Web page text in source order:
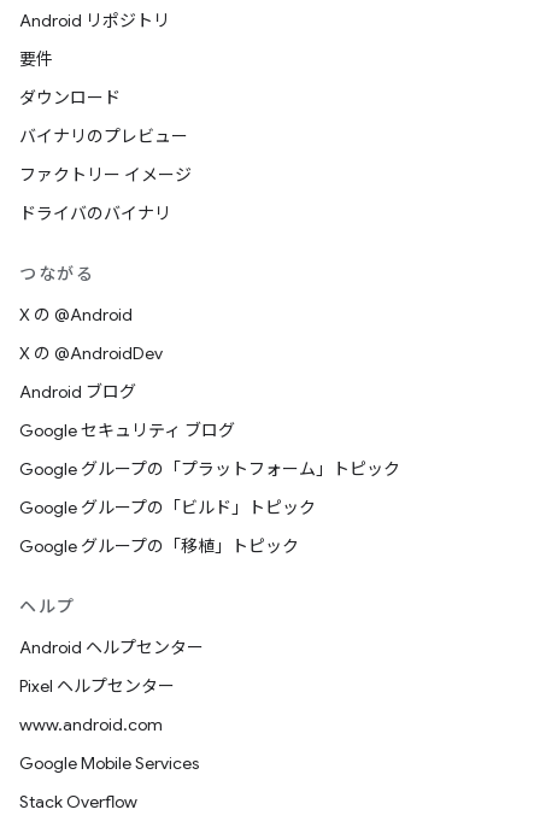
Android リポジトリ
要件
ダウンロード
バイナリのプレビュー
ファクトリー イメージ
ドライバのバイナリ
つながる
X の @Android
X の @AndroidDev
Android ブログ
Google セキュリティ ブログ
Google グループの「プラットフォーム」トピック
Google グループの「ビルド」トピック
Google グループの「移植」トピック
ヘルプ
Android ヘルプセンター
Pixel ヘルプセンター
www.android.com
Google Mobile Services
Stack Overflow